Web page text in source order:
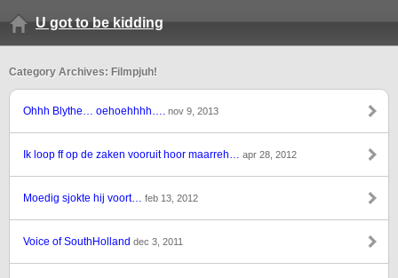
U got to be kidding
Category Archives: Filmpjuh!
Ohhh Blythe… oehoehhhh…. nov 9, 2013
Ik loop ff op de zaken vooruit hoor maarreh… apr 28, 2012
Moedig sjokte hij voort… feb 13, 2012
Voice of SouthHolland dec 3, 2011